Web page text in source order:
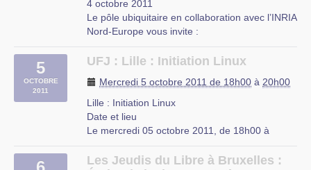
165 avenue de Bretagne à Lille
4 octobre 2011
Le pôle ubiquitaire en collaboration avec l’INRIA
Nord-Europe vous invite :
CLOUD COMPUTING
à EuraTechnologies (Lille).
Intervenants : François BANCILHON (ISM /
Data Publica) et Didier RENARD (…)
Euratechnologie
5
OCTOBRE
2011
UFJ : Lille : Initiation Linux
Mercredi 5 octobre 2011 de 18h00 à 20h00
Lille : Initiation Linux
Date et lieu
Le mercredi 05 octobre 2011, de 18h00 à
À Lille, Nord-Pas-de-Calais
Les Jeudis du Libre à Bruxelles :